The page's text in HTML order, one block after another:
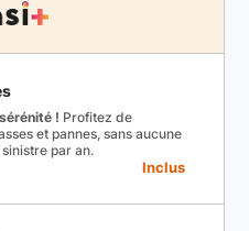
! Profitez de
et pannes, sans aucune
par an.
Inclus